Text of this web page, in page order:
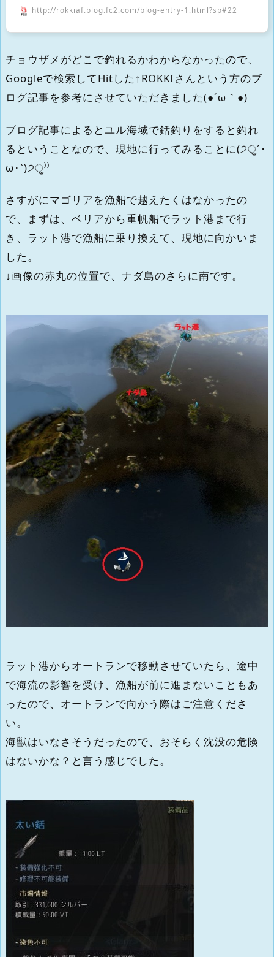
http://rokkiaf.blog.fc2.com/blog-entry-1.html?sp#22
チョウザメがどこで釣れるかわからなかったので、
Googleで検索してHitした↑ROKKIさんという方のブ
ログ記事を参考にさせていただきました(●´ω｀●)
ブログ記事によるとユル海域で銛釣りをすると釣れ
るということなので、現地に行ってみることに(੭ु´･
ω･`)੭ु⁾⁾
さすがにマゴリアを漁船で越えたくはなかったの
で、まずは、ベリアから重帆船でラット港まで行
き、ラット港で漁船に乗り換えて、現地に向かいま
した。
↓画像の赤丸の位置で、ナダ島のさらに南です。
ラット港からオートランで移動させていたら、途中
で海流の影響を受け、漁船が前に進まないこともあ
ったので、オートランで向かう際はご注意くださ
い。
海獣はいなさそうだったので、おそらく沈没の危険
はないかな？と言う感じでした。